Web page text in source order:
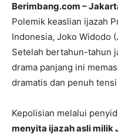
Berimbang.com –
Polemik keaslian ijazah
Indonesia, Joko Widodo
Setelah bertahun-tahun
drama panjang ini
dramatis dan penuh
Kepolisian melalui
menyita ijazah asli milik